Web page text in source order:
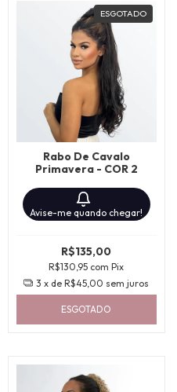
ESGOTADO
Rabo De Cavalo
Primavera - COR 2
Avise-me quando chegar!
R$135,00
R$130,95 com Pix
3 x deR$45,00 sem juros
ESGOTADO